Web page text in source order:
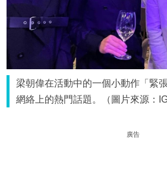
梁朝偉在活動中的一個小動作「緊
網絡上的熱門話題。（圖片來源：
廣告